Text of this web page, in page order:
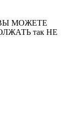
МОЖЕТЕ
так НЕ